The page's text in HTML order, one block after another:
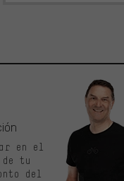
en el
de tu
del